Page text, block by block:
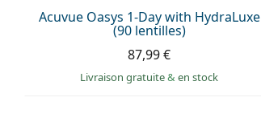
Acuvue Oasys 1-Day with HydraLuxe
(90 lentilles)
87,99 €
Livraison gratuite& en stock